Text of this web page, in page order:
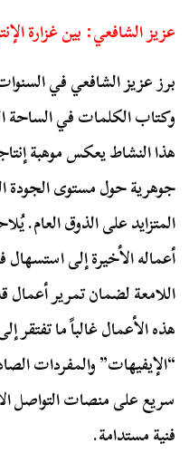
عزيز الشافعي: بين غزارة
برز عزيز الشافعي في
وكتاب الكلمات في الساحة
هذا النشاط يعكس موهبة
جوهرية حول مستوى الجودة
المتزايد على الذوق
أعماله الأخيرة إلى
اللامعة لضمان تمرير أعمال
هذه الأعمال غالباً ما تفتقر
“الإيفيهات” والمفردات
سريع على منصات التواصل
فنية مستدامة.